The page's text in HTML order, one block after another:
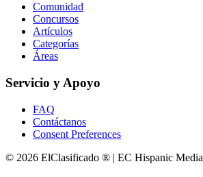
Comunidad
Concursos
Artículos
Categorías
Áreas
Servicio y Apoyo
FAQ
Contáctanos
Consent Preferences
© 2026 ElClasificado ® | EC Hispanic Media